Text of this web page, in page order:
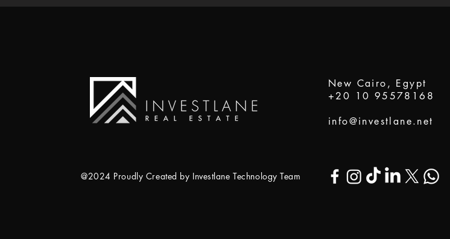
New Cairo, Egypt
+20 10 95578168
info@investlane.net
@2024 Proudly Created by Investlane Technology Team